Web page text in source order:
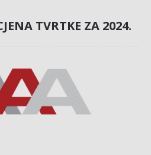
TVRTKE ZA 2024.